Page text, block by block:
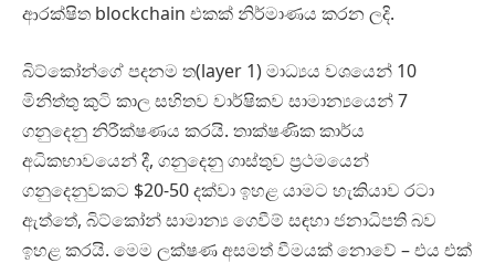
ආරක්ෂිත blockchain එකක් නිර්මාණය කරන ලදි.
බිට්කෝන්ගේ පදනම ත(layer 1) මාධ්‍යය වශයෙන් 10
මිනිත්තු කුටි කාල සහිතව වාර්ෂිකව සාමාන්‍යයෙන් 7
ගනුදෙනු නිරීක්ෂණය කරයි. තාක්ෂණික කාර්ය
අධිකභාවයෙන් දී, ගනුදෙනු ගාස්තුව ප්‍රථමයෙන්
ගනුදෙනුවකට $20-50 දක්වා ඉහළ යාමට හැකියාව රටා
ඇත්තේ, බිට්කෝන් සාමාන්‍ය ගෙවීම් සඳහා ජනාධිපති බව
ඉහළ කරයි. මෙම ලක්ෂණ අසමත් වීමයක් නොවේ – එය එක්